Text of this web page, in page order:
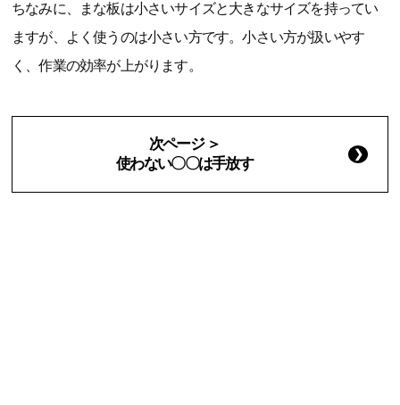
ちなみに、まな板は小さいサイズと大きなサイズを持ってい
ますが、よく使うのは小さい方です。小さい方が扱いやす
く、作業の効率が上がります。
次ページ ＞
使わない〇〇は手放す